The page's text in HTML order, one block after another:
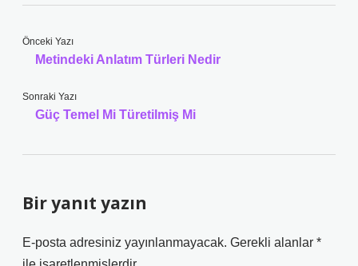
Önceki Yazı
Metindeki Anlatım Türleri Nedir
Sonraki Yazı
Güç Temel Mi Türetilmiş Mi
Bir yanıt yazın
E-posta adresiniz yayınlanmayacak. Gerekli alanlar *